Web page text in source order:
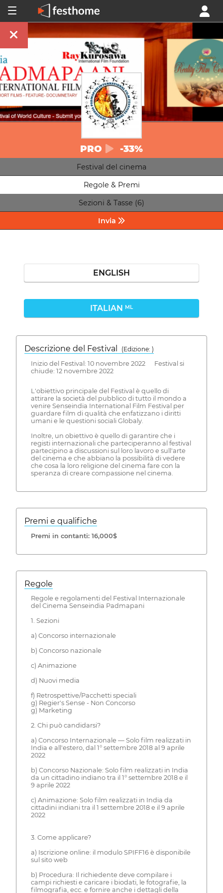
PRO -33%
Festival del cinema
Regole & Premi
Sezioni & Tasse (6)
Invia
ENGLISH
ITALIAN ML
Descrizione del Festival
( Edizione: )
Inizio del Festival: 10 novembre 2022 Festival si
chiude: 12 novembre 2022
L'obiettivo principale del Festival è quello di
attirare la società del pubblico di tutto il mondo a
venire Senseindia International Film Festival per
guardare film di qualità che enfatizzano i diritti
umani e le questioni sociali Globaly.
Inoltre, un obiettivo è quello di garantire che i
registi internazionali che parteciperanno al festival
partecipino a discussioni sul loro lavoro e sull'arte
del cinema e che abbiano la possibilità di vedere
che cosa la loro religione del cinema fare con la
speranza di creare compassione nel cinema.
Premi e qualifiche
Premi in contanti: 16,000$
Regole
Regole e regolamenti del Festival Internazionale
del Cinema Senseindia Padmapani
1. Sezioni
a) Concorso internazionale
b) Concorso nazionale
c) Animazione
d) Nuovi media
f) Retrospettive/Pacchetti speciali
g) Regier's Sense - Non Concorso
g) Marketing
2. Chi può candidarsi?
a) Concorso Internazionale — Solo film realizzati in
India e all'estero, dal 1° settembre 2018 al 9 aprile
2022
b) Concorso Nazionale: Solo film realizzati in India
da un cittadino indiano tra il 1° settembre 2018 e il
9 aprile 2022
c) Animazione: Solo film realizzati in India da
cittadini indiani tra il 1 settembre 2018 e il 9 aprile
2022
3. Come applicare?
a) Iscrizione online: il modulo SPIFF16 è disponibile
sul sito web
b) Procedura: Il richiedente deve compilare i
campi richiesti e caricare i biodati, le fotografie, la
filmografia, ecc. e fornire anche i dettagli della